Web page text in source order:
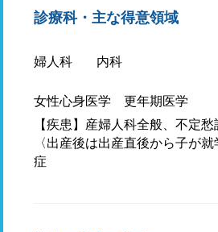
診療科・主な得意領域
婦人科 内科
女性心身医学 更年期医学
【疾患】産婦人科全般、不定
〈出産後は出産直後から子が
症